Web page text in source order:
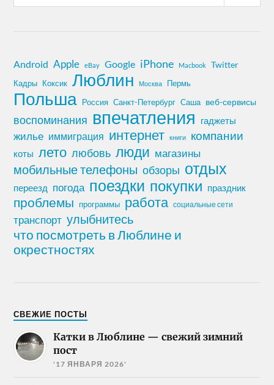
Android Apple eBay Google iPhone Macbook Twitter
Кадры Коксик Люблин Москва Пермь
Польша Россия Санкт-Петербург Саша веб-сервисы
воспоминания впечатления гаджеты
жилье иммиграция интернет книги компании
коты лето любовь люди магазины
мобильные телефоны обзоры отдых
переезд погода поездки покупки праздник
проблемы программы работа социальные сети
транспорт улыбнитесь
что посмотреть в Люблине и
окрестностях
СВЕЖИЕ ПОСТЫ
Катки в Люблине — свежий зимний
пост
'17 ЯНВАРЯ 2026'